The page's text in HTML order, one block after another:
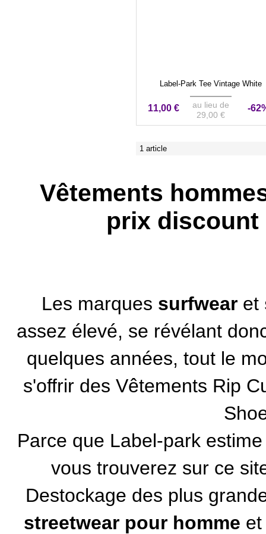
Label-Park Tee Vintage White
11,00 €
au lieu de
29,00 €
-
1 article
Vêtements
prix discount
Les marques surfwearet
assez élevé, se révélant
quelques années, tout le
s'offrir des Vêtements Rip
Parce que Label-park
vous trouverez sur ce
Destockage des plus
streetwear pour homme